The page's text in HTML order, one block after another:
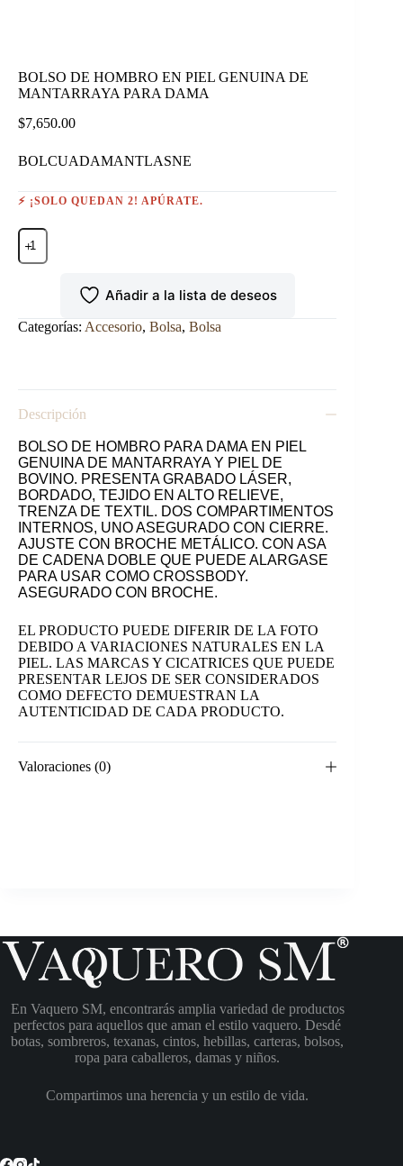
BOLSO DE HOMBRO EN PIEL GENUINA DE
MANTARRAYA PARA DAMA
$7,650.00
BOLCUADAMANTLASNE
⚡ ¡SOLO QUEDAN 2! APÚRATE.
BOLSO
DE
HOMBRO
DE
cantidad
Añadir a la lista de deseos
Categorías: Accesorio, Bolsa, Bolsa
Descripción
BOLSO DE HOMBRO PARA DAMA EN PIEL
GENUINA DE MANTARRAYA Y PIEL DE
BOVINO. PRESENTA GRABADO LÁSER,
BORDADO, TEJIDO EN ALTO RELIEVE,
TRENZA DE TEXTIL. DOS COMPARTIMENTOS
INTERNOS, UNO ASEGURADO CON CIERRE.
AJUSTE CON BROCHE METÁLICO. CON ASA
DE CADENA DOBLE QUE PUEDE ALARGASE
PARA USAR COMO CROSSBODY.
ASEGURADO CON BROCHE.
EL PRODUCTO PUEDE DIFERIR DE LA FOTO
DEBIDO A VARIACIONES NATURALES EN LA
PIEL. LAS MARCAS Y CICATRICES QUE PUEDE
PRESENTAR LEJOS DE SER CONSIDERADOS
COMO DEFECTO DEMUESTRAN LA
AUTENTICIDAD DE CADA PRODUCTO.
Valoraciones (0)
En Vaquero SM, encontrarás amplia variedad de productos
perfectos para aquellos que aman el estilo vaquero. Desdé
botas, sombreros, texanas, cintos, hebillas, carteras, bolsos,
ropa para caballeros, damas y niños.
Compartimos una herencia y un estilo de vida.